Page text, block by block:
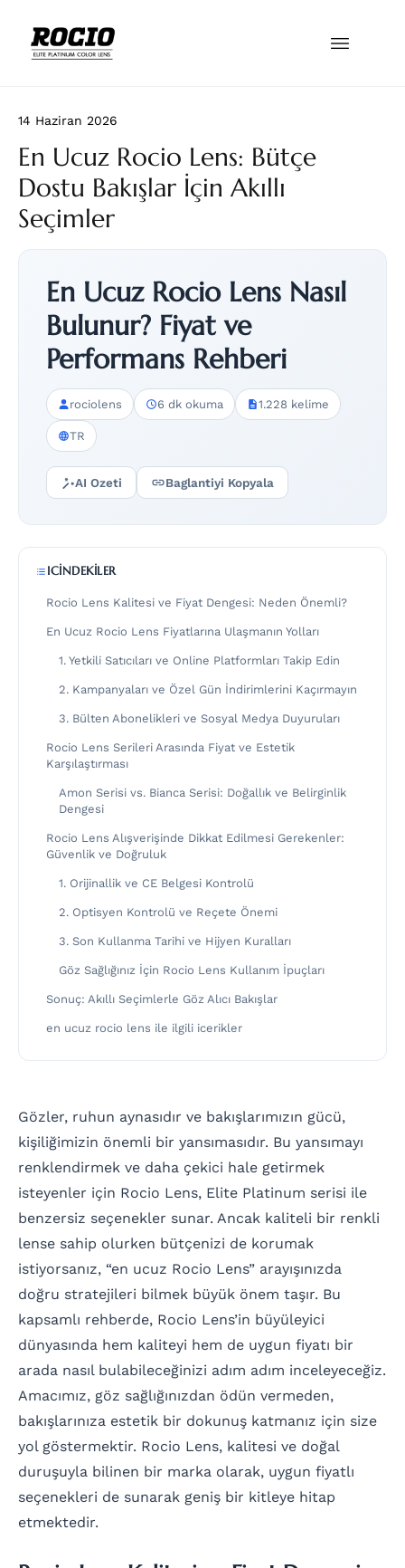
14 Haziran 2026
En Ucuz Rocio Lens: Bütçe
Dostu Bakışlar İçin Akıllı
Seçimler
En Ucuz Rocio Lens Nasıl
Bulunur? Fiyat ve
Performans Rehberi
rociolens 6 dk okuma 1.228 kelime
TR
AI Ozeti Baglantiyi Kopyala
ICINDEKILER
Rocio Lens Kalitesi ve Fiyat Dengesi: Neden Önemli?
En Ucuz Rocio Lens Fiyatlarına Ulaşmanın Yolları
1. Yetkili Satıcıları ve Online Platformları Takip Edin
2. Kampanyaları ve Özel Gün İndirimlerini Kaçırmayın
3. Bülten Abonelikleri ve Sosyal Medya Duyuruları
Rocio Lens Serileri Arasında Fiyat ve Estetik
Karşılaştırması
Amon Serisi vs. Bianca Serisi: Doğallık ve Belirginlik
Dengesi
Rocio Lens Alışverişinde Dikkat Edilmesi Gerekenler:
Güvenlik ve Doğruluk
1. Orijinallik ve CE Belgesi Kontrolü
2. Optisyen Kontrolü ve Reçete Önemi
3. Son Kullanma Tarihi ve Hijyen Kuralları
Göz Sağlığınız İçin Rocio Lens Kullanım İpuçları
Sonuç: Akıllı Seçimlerle Göz Alıcı Bakışlar
en ucuz rocio lens ile ilgili icerikler
Gözler, ruhun aynasıdır ve bakışlarımızın gücü,
kişiliğimizin önemli bir yansımasıdır. Bu yansımayı
renklendirmek ve daha çekici hale getirmek
isteyenler için Rocio Lens, Elite Platinum serisi ile
benzersiz seçenekler sunar. Ancak kaliteli bir renkli
lense sahip olurken bütçenizi de korumak
istiyorsanız, “en ucuz Rocio Lens” arayışınızda
doğru stratejileri bilmek büyük önem taşır. Bu
kapsamlı rehberde, Rocio Lens’in büyüleyici
dünyasında hem kaliteyi hem de uygun fiyatı bir
arada nasıl bulabileceğinizi adım adım inceleyeceğiz.
Amacımız, göz sağlığınızdan ödün vermeden,
bakışlarınıza estetik bir dokunuş katmanız için size
yol göstermektir. Rocio Lens, kalitesi ve doğal
duruşuyla bilinen bir marka olarak, uygun fiyatlı
seçenekleri de sunarak geniş bir kitleye hitap
etmektedir.